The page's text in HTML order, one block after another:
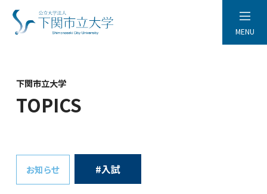
MENU
下関市立大学
TOPICS
お知らせ #入試